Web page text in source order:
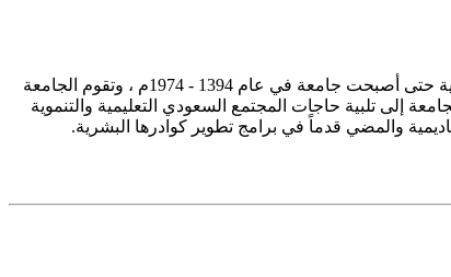
تأسست جامعة الإمام محمد بن سعود الإسلامية ممثلة في كلية الشريعة في سنة 1373هـ 1953م، وتطورت منذ ذلك الحين بصورة جذرية حتى أصبحت جامعة في عام 1394 - 1974م ، وتقوم الجامعة
إلى تلبية حاجات المجتمع السعودي التعليمية والتنموية
والمضي قدماً في برامج تطوير كوادرها البشرية.